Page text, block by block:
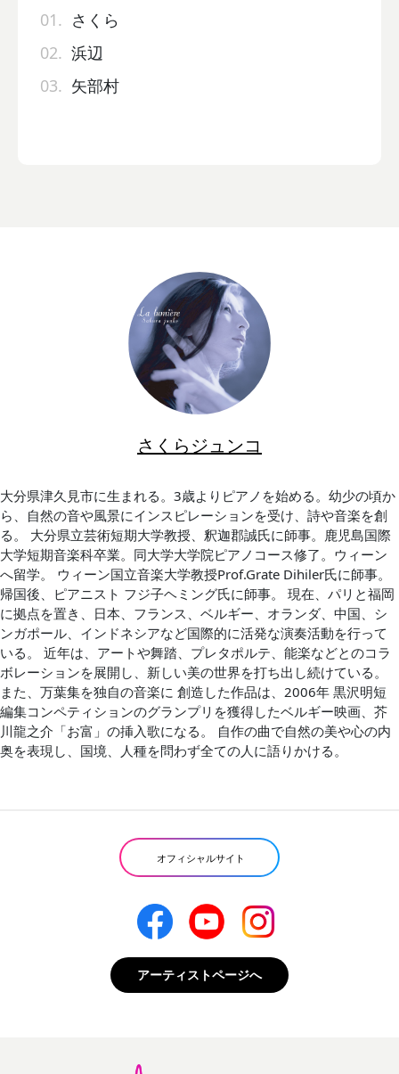
01. さくら
02. 浜辺
03. 矢部村
さくらジュンコ
大分県津久見市に生まれる。3歳よりピアノを始める。幼少の頃か
ら、自然の音や風景にインスピレーションを受け、詩や音楽を創
る。 大分県立芸術短期大学教授、釈迦郡誠氏に師事。鹿児島国際
大学短期音楽科卒業。同大学大学院ピアノコース修了。ウィーン
へ留学。 ウィーン国立音楽大学教授Prof.Grate Dihiler氏に師事。
帰国後、ピアニスト フジ子ヘミング氏に師事。 現在、パリと福岡
に拠点を置き、日本、フランス、ベルギー、オランダ、中国、シ
ンガポール、インドネシアなど国際的に活発な演奏活動を行って
いる。 近年は、アートや舞踏、プレタポルテ、能楽などとのコラ
ボレーションを展開し、新しい美の世界を打ち出し続けている。
また、万葉集を独自の音楽に 創造した作品は、2006年 黒沢明短
編集コンペティションのグランプリを獲得したベルギー映画、芥
川龍之介「お富」の挿入歌になる。 自作の曲で自然の美や心の内
奥を表現し、国境、人種を問わず全ての人に語りかける。
オフィシャルサイト
アーティストページへ